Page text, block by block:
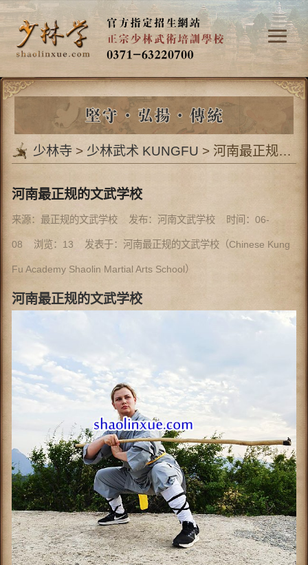
少林寺> 少林武术 KUNGFU > 河南最正规的文武学校
河南最正规的文武学校
来源：最正规的文武学校 发布：河南文武学校 时间：06-
08 浏览： 13 发表于：河南最正规的文武学校（Chinese Kung
Fu Academy Shaolin Martial Arts School）
河南最正规的文武学校